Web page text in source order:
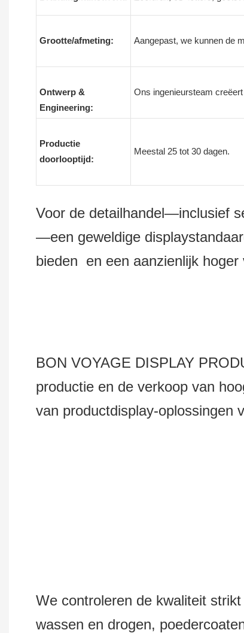
Grootte/afmeting: Aangepast, we kunnen de
Ontwerp &
Engineering:
Ons ingenieursteam
Productie
doorlooptijd:
Meestal 25 tot 30 dagen.
Voor de detailhandel—inclusief
—een geweldige
bieden en een aanzienlijk hoger
BON VOYAGE DISPLAY
productie en de verkoop van
van productdisplay-oplossingen
We controleren de kwaliteit
wassen en drogen,